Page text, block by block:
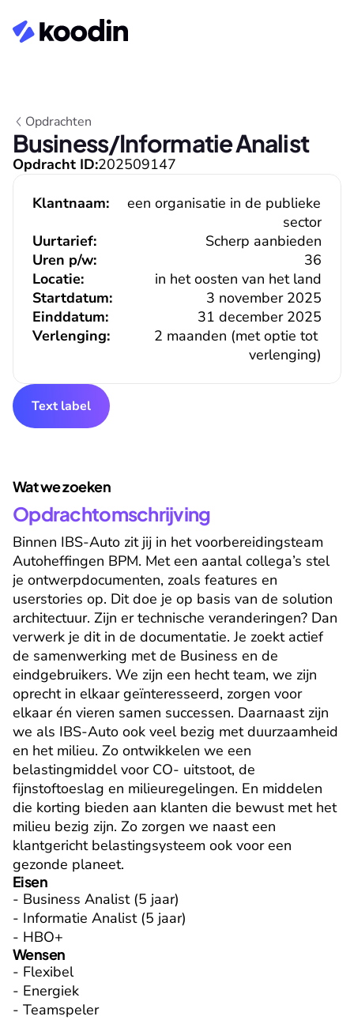
Opdrachten
Business/Informatie Analist
Opdracht ID:202509147
Klantnaam:
een organisatie in de publieke
sector
Uurtarief:
Scherp aanbieden
36
Uren p/w:
Locatie:
in het oosten van het land
Verlenging:
2 maanden (met optie tot
verlenging)
Einddatum: 31 december 2025
Startdatum: 3 november 2025
Text label
Wat we zoeken
Opdrachtomschrijving
Binnen IBS-Auto zit jij in het voorbereidingsteam
Autoheffingen BPM. Met een aantal collega’s stel
je ontwerpdocumenten, zoals features en
userstories op. Dit doe je op basis van de solution
architectuur. Zijn er technische veranderingen? Dan
verwerk je dit in de documentatie. Je zoekt actief
de samenwerking met de Business en de
eindgebruikers. We zijn een hecht team, we zijn
oprecht in elkaar geïnteresseerd, zorgen voor
elkaar én vieren samen successen. Daarnaast zijn
we als IBS-Auto ook veel bezig met duurzaamheid
en het milieu. Zo ontwikkelen we een
belastingmiddel voor CO- uitstoot, de
fijnstoftoeslag en milieuregelingen. En middelen
die korting bieden aan klanten die bewust met het
milieu bezig zijn. Zo zorgen we naast een
klantgericht belastingsysteem ook voor een
gezonde planeet.
Eisen
- Business Analist (5 jaar)
- Informatie Analist (5 jaar)
- HBO+
Wensen
- Flexibel
- Energiek
- Teamspeler